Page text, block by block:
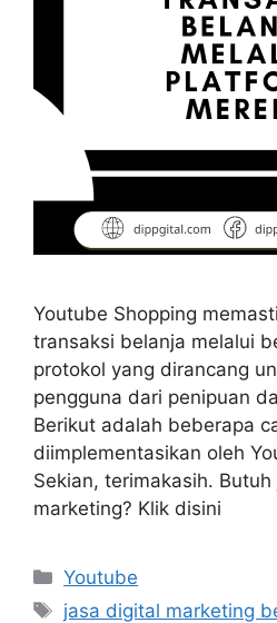
Youtube Shopping
transaksi belanja melalui
protokol yang dirancang
pengguna dari penipuan
Berikut adalah beberapa
diimplementasikan oleh
Sekian, terimakasih.
marketing? Klik disini
Youtube
jasa digital marketing